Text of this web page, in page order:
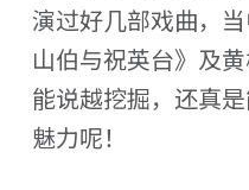
演过好几部戏曲，
山伯与祝英台》及
能说越挖掘，还真
魅力呢！